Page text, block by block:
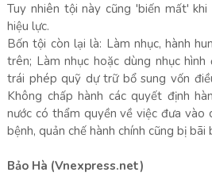
Tuy nhiên tội này cũng 'biến mất'
hiệu lực.
Bốn tội còn lại là: Làm nhục, hành
trên; Làm nhục hoặc dùng nhục
trái phép quỹ dự trữ bổ sung vốn
Không chấp hành các quyết định
nước có thẩm quyền về việc đưa vào
bệnh, quản chế hành chính cũng bị
Bảo Hà (Vnexpress.net)